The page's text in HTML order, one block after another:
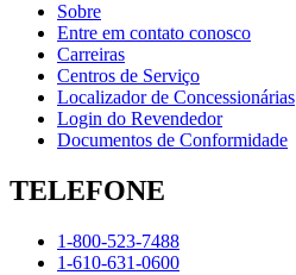
Sobre
Entre em contato conosco
Carreiras
Centros de Serviço
Localizador de Concessionárias
Login do Revendedor
Documentos de Conformidade
TELEFONE
1-800-523-7488
1-610-631-0600